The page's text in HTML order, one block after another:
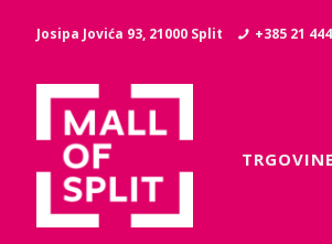
Josipa Jovića 93, 21000 Split +385 21
TRGOVINE